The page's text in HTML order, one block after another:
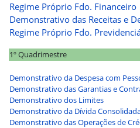
Regime Próprio Fdo. Financeiro
Demonstrativo das Receitas e
Regime Próprio Fdo.
1º Quadrimestre
Demonstrativo da Despesa com
Demonstrativo das Garantias e
Demonstrativo dos Limites
Demonstrativo da Dívida
Demonstrativo das Operações de